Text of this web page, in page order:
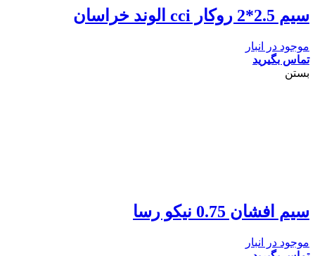
سیم 2.5*2 روکار cci الوند خراسان
موجود در انبار
تماس بگیرید
بستن
سیم افشان 0.75 نیکو رسا
موجود در انبار